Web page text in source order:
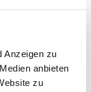
Anzeigen zu
anbieten
zu